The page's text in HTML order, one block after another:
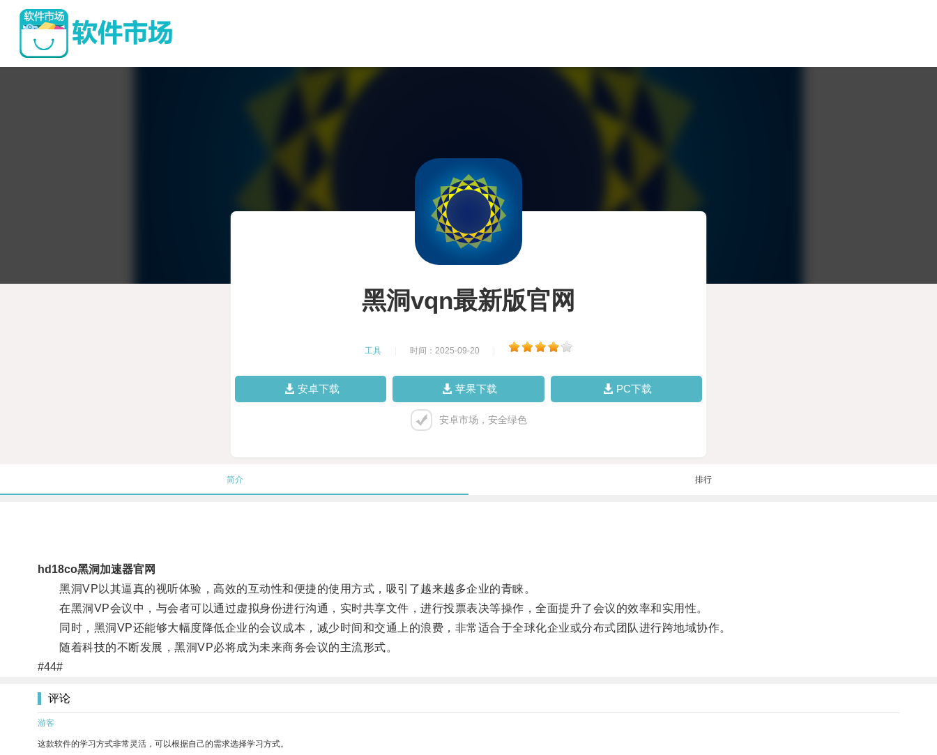
黑洞vqn最新版官网
工具 时间：2025-09-20
安卓下载 苹果下载 PC下载
安卓市场，安全绿色
简介 排行
hd18co黑洞加速器官网
黑洞VP以其逼真的视听体验，高效的互动性和便捷的使用方式，吸引了越来越多企业的青睐。
在黑洞VP会议中，与会者可以通过虚拟身份进行沟通，实时共享文件，进行投票表决等操作，全面提升了会议的效率和实用性。
同时，黑洞VP还能够大幅度降低企业的会议成本，减少时间和交通上的浪费，非常适合于全球化企业或分布式团队进行跨地域协作。
随着科技的不断发展，黑洞VP必将成为未来商务会议的主流形式。
#44#
评论
游客
这款软件的学习方式非常灵活，可以根据自己的需求选择学习方式。